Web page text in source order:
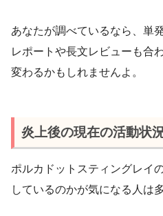
あなたが調べているなら、単
レポートや長文レビューも合
変わるかもしれませんよ。
炎上後の現在の活動状
ポルカドットスティングレイ
しているのかが気になる人は